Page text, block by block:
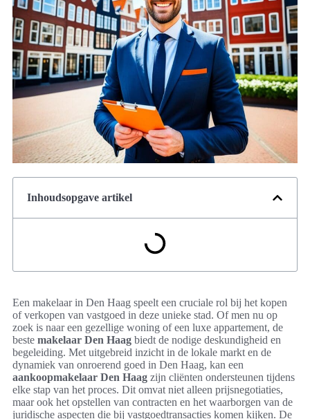
Inhoudsopgave artikel
Een makelaar in Den Haag speelt een cruciale rol bij het kopen
of verkopen van vastgoed in deze unieke stad. Of men nu op
zoek is naar een gezellige woning of een luxe appartement, de
beste makelaar Den Haag biedt de nodige deskundigheid en
begeleiding. Met uitgebreid inzicht in de lokale markt en de
dynamiek van onroerend goed in Den Haag, kan een
aankoopmakelaar Den Haag zijn cliënten ondersteunen tijdens
elke stap van het proces. Dit omvat niet alleen prijsnegotiaties,
maar ook het opstellen van contracten en het waarborgen van de
juridische aspecten die bij vastgoedtransacties komen kijken. De